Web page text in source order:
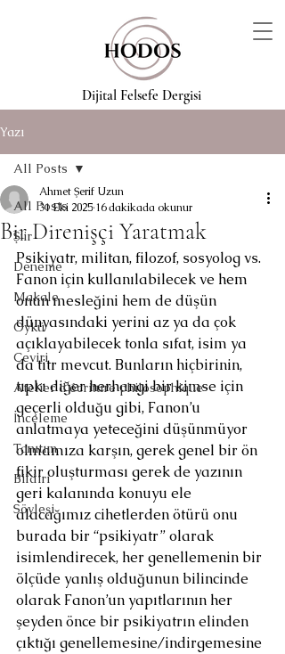
Dijital Felsefe Dergisi
Yazı
All Posts
Şiir
Deneme
Makale
Öykü
Çeviri
Atelier d'écriture philosophique
İnceleme
Tanıtım
Bildiri
Söyleşi
All Posts
Bir Direnişçi Yaratmak
Ahmet Şerif Uzun
31 Eki 2025 16 dakikada okunur
Psikiyatr, militan, filozof, sosyolog vs.
Fanon için kullanılabilecek ve hem
onun mesleğini hem de düşün
dünyasındaki yerini az ya da çok
açıklayabilecek tonla sıfat, isim ya
da titr mevcut. Bunların hiçbirinin,
tıpkı diğer herhangi bir kimse için
geçerli olduğu gibi, Fanon’u
anlatmaya yeteceğini düşünmüyor
olmamıza karşın, gerek genel bir ön
fikir oluşturması gerek de yazının
geri kalanında konuyu ele
alacağımız cihetlerden ötürü onu
burada bir “psikiyatr” olarak
isimlendirecek, her genellemenin bir
ölçüde yanlış olduğunun bilincinde
olarak Fanon’un yapıtlarının her
şeyden önce bir psikiyatrın elinden
çıktığı genellemesine/indirgemesine